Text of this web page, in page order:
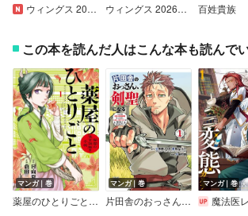
ウィングス 2026年8月号［期間限定］ ウィングス 2026年6月号［期間限定］ 百姓貴族
この本を読んだ人はこんな本も読んで
マンガ｜巻
薬屋のひとりごと～猫猫の後宮謎解き手帳～
マンガ｜巻
片田舎のおっさん、剣聖になる～ただの田舎の剣術師範だったのに、大成した弟子たちが俺を放ってくれない件～
マンガ｜巻
魔法医レクスの